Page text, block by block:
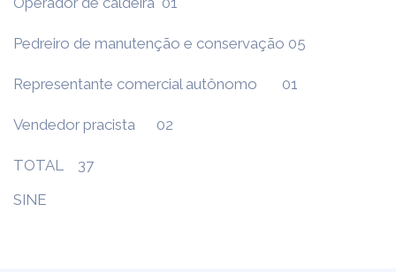
Pedreiro de manutenção e conservação 05
Representante comercial autônomo 01
Vendedor pracista 02
TOTAL 37
SINE